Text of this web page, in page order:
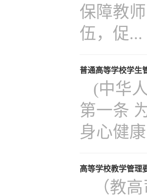
保障教
伍，促...
普通高等学校学生
(中华
第一条
身心健
高等学校教学管理
（教